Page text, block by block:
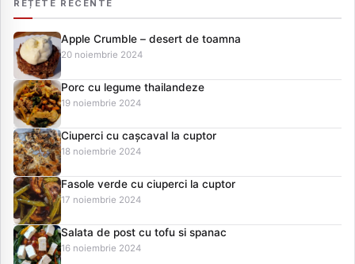
REȚETE RECENTE
Apple Crumble – desert de toamna
20 noiembrie 2024
Porc cu legume thailandeze
19 noiembrie 2024
Ciuperci cu cașcaval la cuptor
18 noiembrie 2024
Fasole verde cu ciuperci la cuptor
17 noiembrie 2024
Salata de post cu tofu si spanac
16 noiembrie 2024